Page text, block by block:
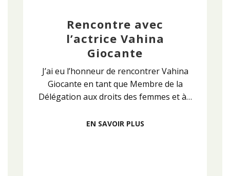
Rencontre avec
l’actrice Vahina
Giocante
J’ai eu l’honneur de rencontrer Vahina
Giocante en tant que Membre de la
Délégation aux droits des femmes et à…
EN SAVOIR PLUS